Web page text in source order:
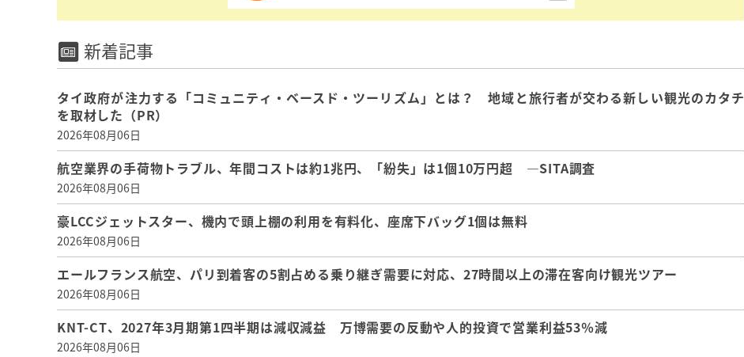
新着記事
タイ政府が注力する「コミュニティ・ベースド・ツーリズム」とは？ 地域と旅行者が交わる新しい観光のカタチ
を取材した（PR）
2026年08月06日
航空業界の手荷物トラブル、年間コストは約1兆円、「紛失」は1個10万円超 ―SITA調査
2026年08月06日
豪LCCジェットスター、機内で頭上棚の利用を有料化、座席下バッグ1個は無料
2026年08月06日
エールフランス航空、パリ到着客の5割占める乗り継ぎ需要に対応、27時間以上の滞在客向け観光ツアー
2026年08月06日
KNT-CT、2027年3月期第1四半期は減収減益 万博需要の反動や人的投資で営業利益53％減
2026年08月06日